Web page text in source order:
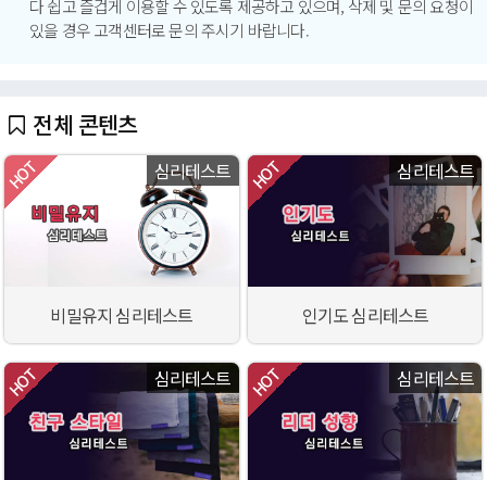
다 쉽고 즐겁게 이용할 수 있도록 제공하고 있으며, 삭제 및 문의 요청이
있을 경우 고객센터로 문의 주시기 바랍니다.
전체 콘텐츠
심리테스트
비밀유지 심리테스트
심리테스트
인기도 심리테스트
심리테스트 심리테스트